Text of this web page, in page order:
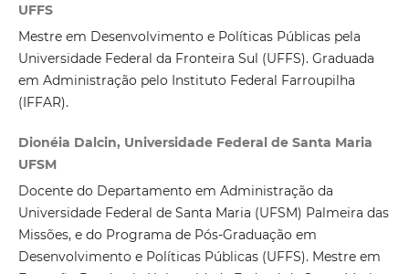
UFFS
Mestre em Desenvolvimento e Políticas Públicas pela
Universidade Federal da Fronteira Sul (UFFS). Graduada
em Administração pelo Instituto Federal Farroupilha
(IFFAR).
Dionéia Dalcin, Universidade Federal de Santa Maria
UFSM
Docente do Departamento em Administração da
Universidade Federal de Santa Maria (UFSM) Palmeira das
Missões, e do Programa de Pós-Graduação em
Desenvolvimento e Políticas Públicas (UFFS). Mestre em